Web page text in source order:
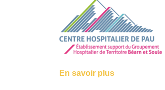
En savoir plus